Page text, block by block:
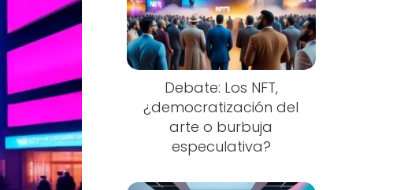
Debate: Los NFT,
¿democratización del
arte o burbuja
especulativa?